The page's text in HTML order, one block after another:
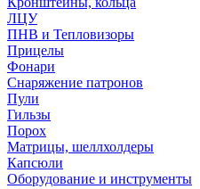
ЛЦУ
ПНВ и Тепловизоры
Прицелы
Фонари
Снаряжение патронов
Пули
Гильзы
Порох
Матрицы, шеллхолдеры
Капсюли
Оборудование и инструменты